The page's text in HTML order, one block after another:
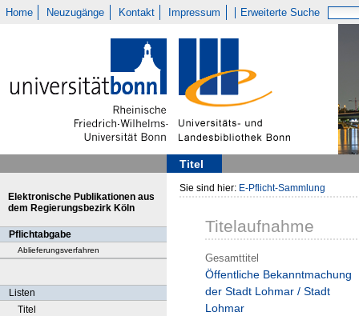
Home Neuzugänge Kontakt Impressum Erweiterte Suche
Titel
Elektronische Publikationen aus
dem Regierungsbezirk Köln
Pflichtabgabe
Ablieferungsverfahren
Listen
Titel
Sie sind hier: E-Pflicht-Sammlung
Titelaufnahme
Gesamttitel
Öffentliche Bekanntmachung
der Stadt Lohmar / Stadt
Lohmar